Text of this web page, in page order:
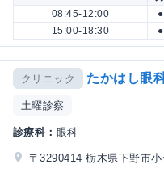
08:45-12:00
●
15:00-18:30
●
クリニック たかはし眼
土曜診察
診療科： 眼科
〒3290414 栃木県下野市